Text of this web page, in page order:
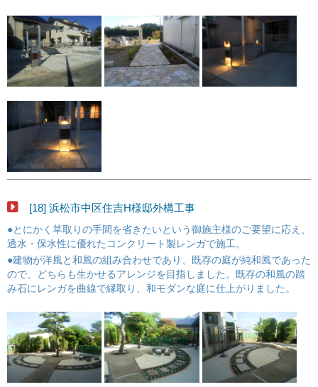
[18] 浜松市中区住吉H様邸外構工事
●とにかく草取りの手間を省きたいという御施主様のご要望に応え、
透水・保水性に優れたコンクリート製レンガで施工。
●建物が洋風と和風の組み合わせであり、既存の庭が純和風であった
ので、どちらも生かせるアレンジを目指しました。既存の和風の踏
み石にレンガを曲線で縁取り、和モダンな庭に仕上がりました。